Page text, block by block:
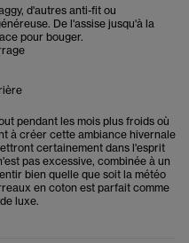
d'autres anti-fit ou
De l'assise jusqu'à la
pour bouger.
pendant les mois plus froids où
à créer cette ambiance hivernale
certainement dans l'esprit
pas excessive, combinée à un
bien quelle que soit la météo
en coton est parfait comme
luxe.